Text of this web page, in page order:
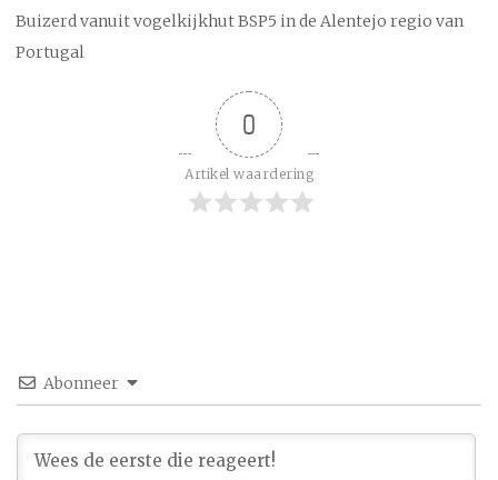
Buizerd vanuit vogelkijkhut BSP5 in de Alentejo regio van
Portugal
0
Artikel waardering
Abonneer